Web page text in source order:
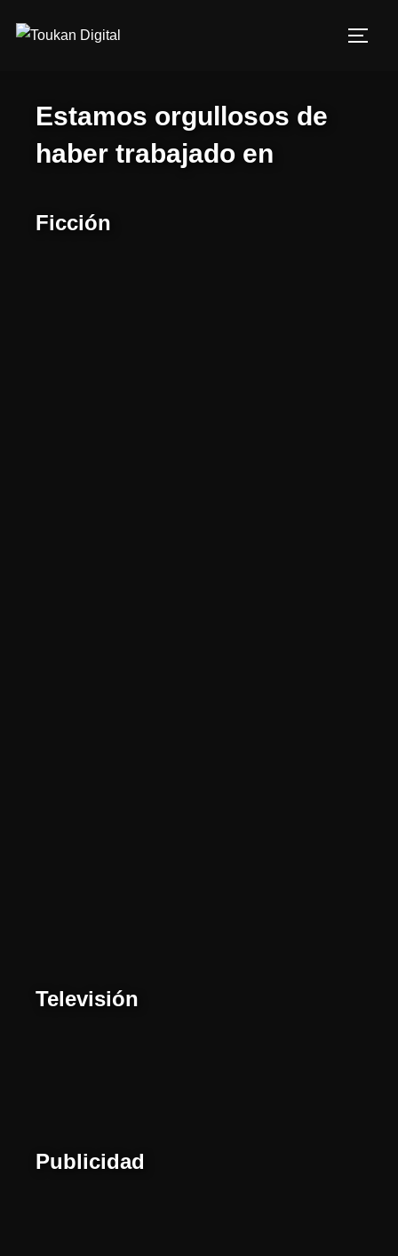
Estamos orgullosos de
haber trabajado en
Ficción
Televisión
Publicidad